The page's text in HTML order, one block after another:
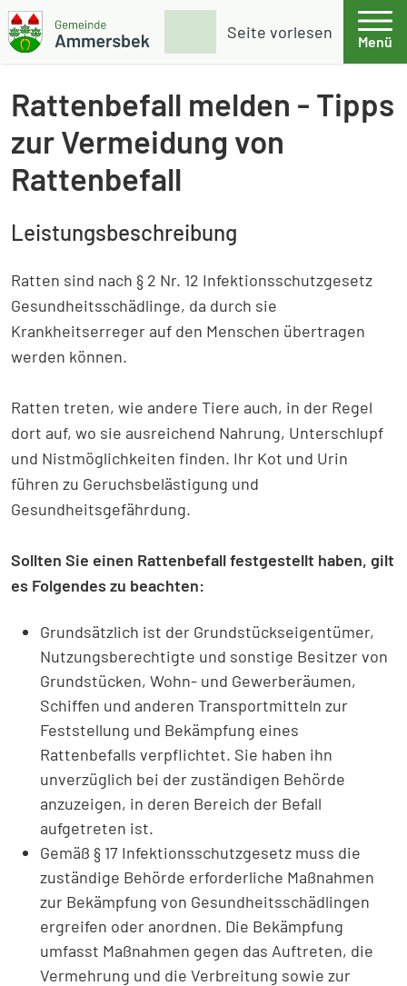
Weiter zum Inhalt
Skip to footer
Seite vorlesen
Suche
Menü
Rattenbefall melden - Tipps
zur Vermeidung von
Rattenbefall
Leistungsbeschreibung
Ratten sind nach § 2 Nr. 12 Infektionsschutzgesetz
Gesundheitsschädlinge, da durch sie
Krankheitserreger auf den Menschen übertragen
werden können.
Ratten treten, wie andere Tiere auch, in der Regel
dort auf, wo sie ausreichend Nahrung, Unterschlupf
und Nistmöglichkeiten finden. Ihr Kot und Urin
führen zu Geruchsbelästigung und
Gesundheitsgefährdung.
Sollten Sie einen Rattenbefall festgestellt haben, gilt
es Folgendes zu beachten:
Grundsätzlich ist der Grundstückseigentümer,
Nutzungsberechtigte und sonstige Besitzer von
Grundstücken, Wohn- und Gewerberäumen,
Schiffen und anderen Transportmitteln zur
Feststellung und Bekämpfung eines
Rattenbefalls verpflichtet. Sie haben ihn
unverzüglich bei der zuständigen Behörde
anzuzeigen, in deren Bereich der Befall
aufgetreten ist.
Gemäß § 17 Infektionsschutzgesetz muss die
zuständige Behörde erforderliche Maßnahmen
zur Bekämpfung von Gesundheitsschädlingen
ergreifen oder anordnen. Die Bekämpfung
umfasst Maßnahmen gegen das Auftreten, die
Vermehrung und die Verbreitung sowie zur